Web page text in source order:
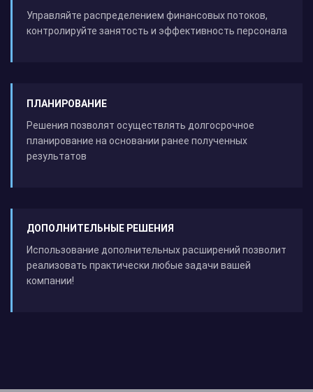
Управляйте распределением финансовых потоков,
контролируйте занятость и эффективность персонала
ПЛАНИРОВАНИЕ
Решения позволят осуществлять долгосрочное
планирование на основании ранее полученных
результатов
ДОПОЛНИТЕЛЬНЫЕ РЕШЕНИЯ
Использование дополнительных расширений позволит
реализовать практически любые задачи вашей
компании!